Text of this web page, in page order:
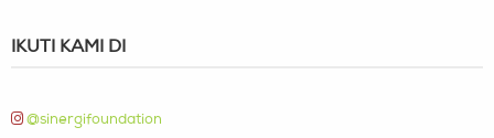
IKUTI KAMI DI
@sinergifoundation